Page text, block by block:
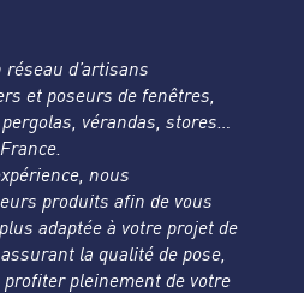
réseau d’artisans
et poseurs de fenêtres,
vérandas, stores…
nous
produits afin de vous
adaptée à votre projet de
la qualité de pose,
pleinement de votre